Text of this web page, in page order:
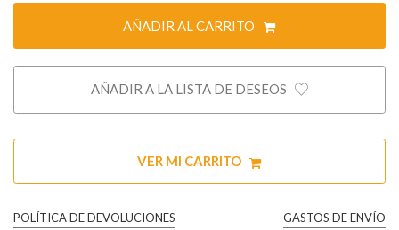
AÑADIR AL CARRITO
AÑADIR A LA LISTA DE DESEOS
VER MI CARRITO
POLÍTICA DE DEVOLUCIONES GASTOS DE ENVÍO